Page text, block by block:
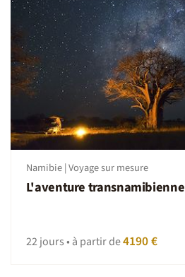
Namibie | Voyage sur mesure
L'aventure transnamibienne
22 jours • à partir de4190 €